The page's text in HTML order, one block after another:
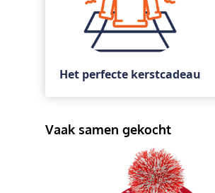
Het perfecte kerstcadeau
Vaak samen gekocht